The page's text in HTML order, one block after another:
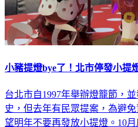
小豬提燈bye了！北市停發小
台北市自1997年舉辦燈籠節，
史，但去年有民眾提案，為避
望明年不要再發放小提燈。10